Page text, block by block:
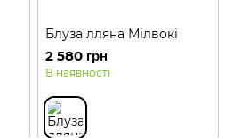
Блуза лляна Мілвокі
2 580 грн
В наявності